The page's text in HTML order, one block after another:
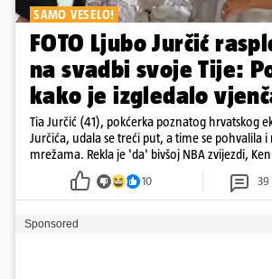
SAMO VESELO!
FOTO Ljubo Jurčić
na svadbi svoje Tije:
kako je izgledalo
Tia Jurčić (41), pokćerka poznatog hrvatskog
Jurčića, udala se treći put, a time se pohvalila
mrežama. Rekla je 'da' bivšoj NBA zvijezdi,
snimkama i fotografijama je pokazala vesele
10 39
Sponsored